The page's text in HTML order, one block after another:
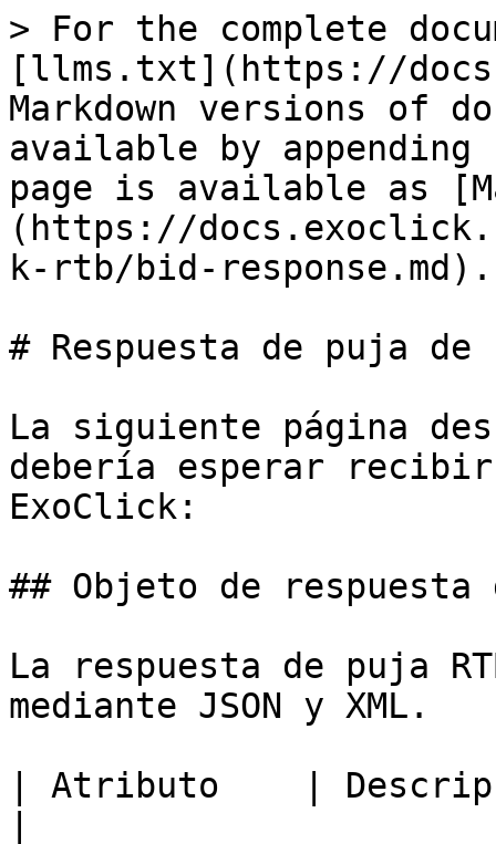
> For the complete
[llms.txt](https://
Markdown versions of
available by
page is available as
(https://
k-rtb/bid-response.md).
# Respuesta de puja de
La siguiente página
debería esperar
ExoClick:
## Objeto de respuesta
La respuesta de puja
mediante JSON y XML.
| Atributo    |